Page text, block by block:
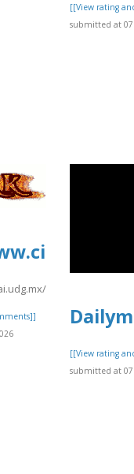
[[View rating
submitted at
sites/default/
[[View rating
submitted at